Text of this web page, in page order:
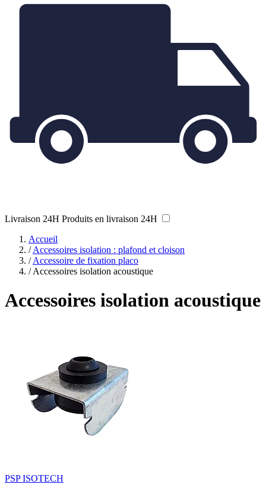
Livraison 24H Produits en livraison 24H
Accueil
/ Accessoires isolation : plafond et cloison
/ Accessoire de fixation placo
/ Accessoires isolation acoustique
Accessoires isolation acoustique
PSP ISOTECH